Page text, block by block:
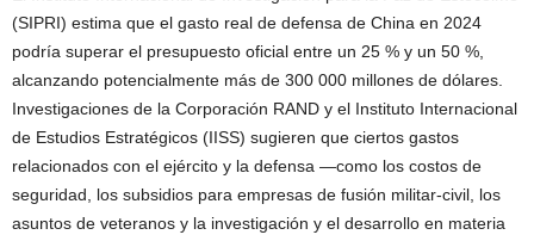
(SIPRI) estima que el gasto real de defensa de China en 2024
podría superar el presupuesto oficial entre un 25 % y un 50 %,
alcanzando potencialmente más de 300 000 millones de dólares.
Investigaciones de la Corporación RAND y el Instituto Internacional
de Estudios Estratégicos (IISS) sugieren que ciertos gastos
relacionados con el ejército y la defensa —como los costos de
seguridad, los subsidios para empresas de fusión militar-civil, los
asuntos de veteranos y la investigación y el desarrollo en materia